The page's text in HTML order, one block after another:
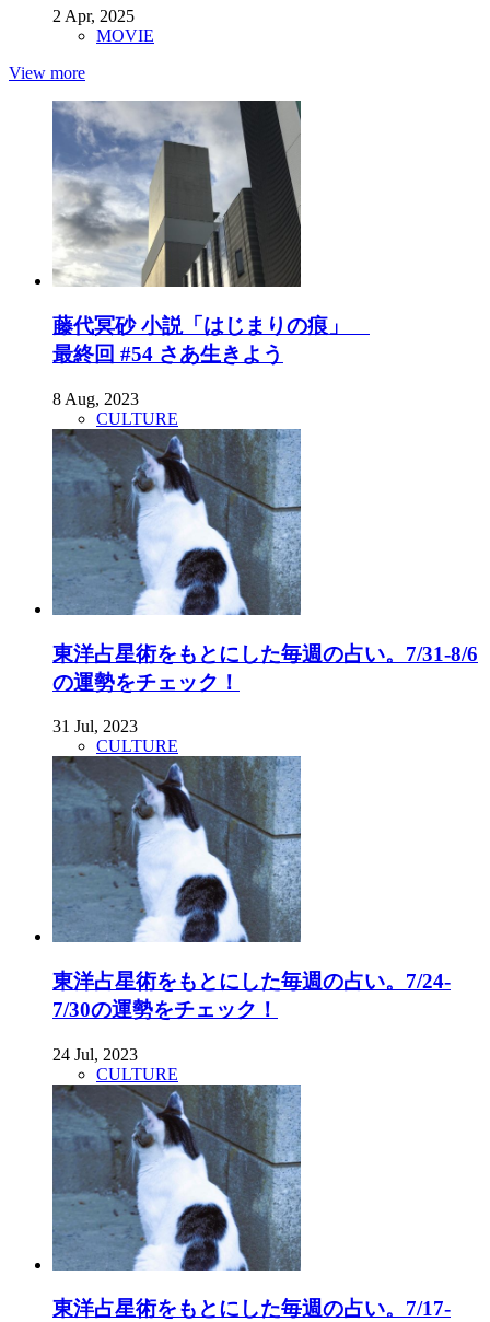
2 Apr, 2025
MOVIE
View more
藤代冥砂 小説「はじまりの痕」
最終回 #54 さあ生きよう
8 Aug, 2023
CULTURE
東洋占星術をもとにした毎週の占い。7/31-8/6
の運勢をチェック！
31 Jul, 2023
CULTURE
東洋占星術をもとにした毎週の占い。7/24-
7/30の運勢をチェック！
24 Jul, 2023
CULTURE
東洋占星術をもとにした毎週の占い。7/17-